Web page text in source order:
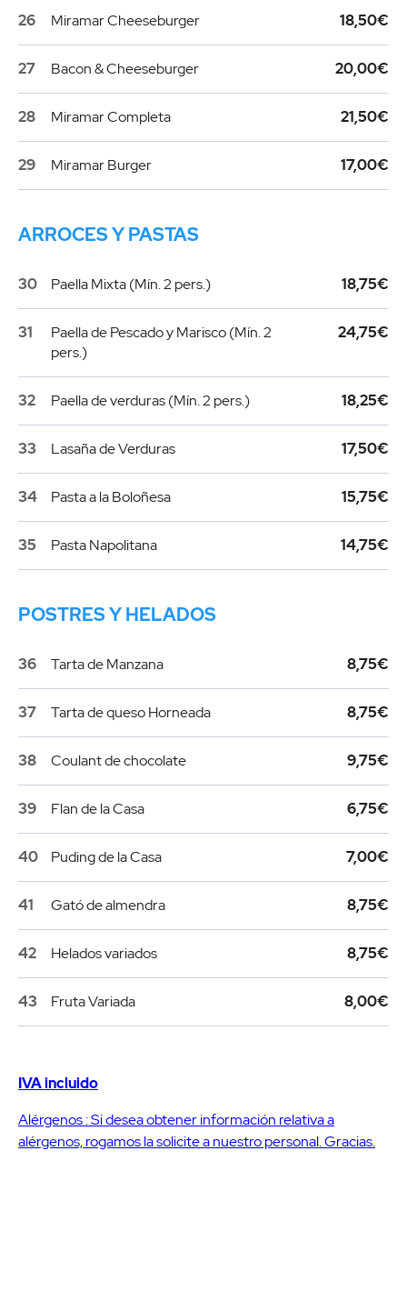
26 Miramar Cheeseburger 18,50€
27 Bacon & Cheeseburger 20,00€
28 Miramar Completa 21,50€
29 Miramar Burger 17,00€
ARROCES Y PASTAS
30 Paella Mixta (Mín. 2 pers.) 18,75€
31
Paella de Pescado y Marisco (Mín. 2
pers.)
24,75€
32 Paella de verduras (Mín. 2 pers.) 18,25€
33 Lasaña de Verduras 17,50€
34 Pasta a la Boloñesa 15,75€
35 Pasta Napolitana 14,75€
POSTRES Y HELADOS
36 Tarta de Manzana 8,75€
37 Tarta de queso Horneada 8,75€
38 Coulant de chocolate 9,75€
39 Flan de la Casa 6,75€
40 Puding de la Casa 7,00€
41 Gató de almendra 8,75€
42 Helados variados 8,75€
43 Fruta Variada 8,00€
IVA incluido
Alérgenos : Si desea obtener información relativa a
alérgenos, rogamos la solicite a nuestro personal. Gracias.